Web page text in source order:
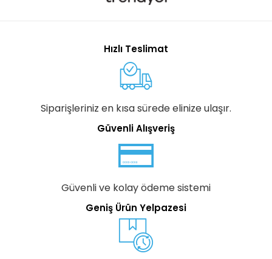
Hızlı Teslimat
Siparişleriniz en kısa sürede elinize ulaşır.
Güvenli Alışveriş
Güvenli ve kolay ödeme sistemi
Geniş Ürün Yelpazesi